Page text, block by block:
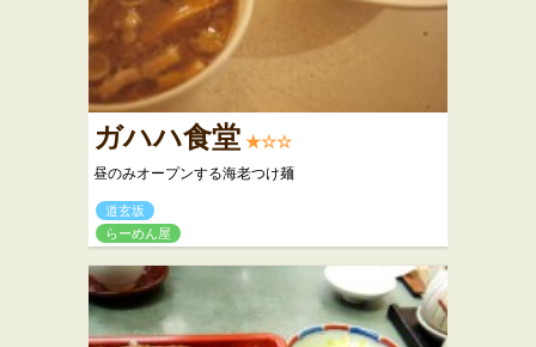
ガハハ食堂 ★☆☆
昼のみオープンする海老つけ麺
道玄坂
らーめん屋